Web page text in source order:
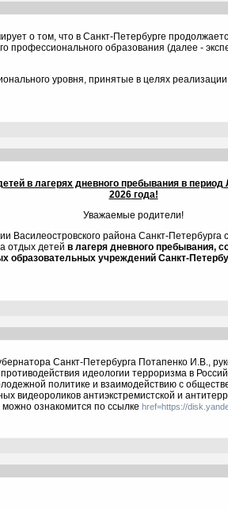
о том, что в Санкт-Петербурге
профессионального образования (далее -
уровня, принятые в целях
в лагерях дневного пребывания в
2026года!
Уважаемые родители!
Василеостровского района Санкт-Петербурга
отдых детей в лагеря дневного пребывания,
образовательных учреждений Санкт-
Санкт-Петербурга Потапенко И.В.,
идеологии терроризма в
политике и взаимодействию с
видеороликов антиэкстремистской и
ознакомится по ссылке href=https://